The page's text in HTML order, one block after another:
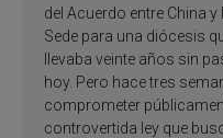
del Acuerdo entre China y
Sede para una diócesis
llevaba veinte años sin
hoy. Pero hace tres
comprometer
controvertida ley que